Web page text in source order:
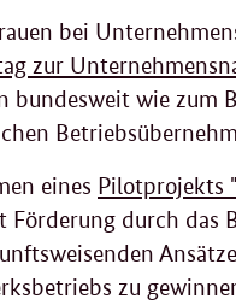
bei
zur
bundesweit wie zum
eines Pilotprojekts
Förderung durch das
zu